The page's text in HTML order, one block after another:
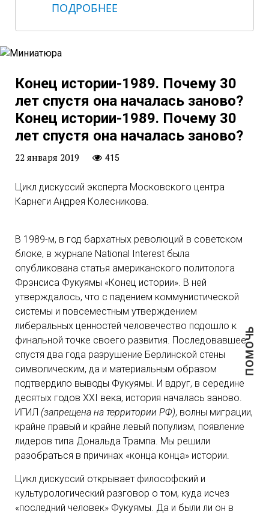
ПОМОЧЬ
ПОДРОБНЕЕ
Конец истории-1989. Почему 30
лет спустя она началась заново?
Конец истории-1989. Почему 30
лет спустя она началась заново?
22 января 2019 415
Цикл дискуссий эксперта Московского центра
Карнеги Андрея Колесникова.
В 1989-м, в год бархатных революций в советском
блоке, в журнале National Interest была
опубликована статья американского политолога
Фрэнсиса Фукуямы «Конец истории». В ней
утверждалось, что с падением коммунистической
системы и повсеместным утверждением
либеральных ценностей человечество подошло к
финальной точке своего развития. Последовавшее
спустя два года разрушение Берлинской стены
символическим, да и материальным образом
подтвердило выводы Фукуямы. И вдруг, в середине
десятых годов XXI века, история началась заново.
ИГИЛ (запрещена на территории РФ), волны миграции,
крайне правый и крайне левый популизм, появление
лидеров типа Дональда Трампа. Мы решили
разобраться в причинах «конца конца» истории.
Цикл дискуссий открывает философский и
культурологический разговор о том, куда исчез
«последний человек» Фукуямы. Да и были ли он в